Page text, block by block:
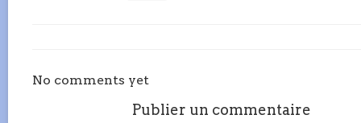
No comments yet
Publier un commentaire